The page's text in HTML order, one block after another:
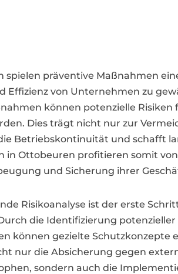
spielen präventive Maßnahmen
Effizienz von Unternehmen zu
können potenzielle
Dies trägt nicht nur zur
Betriebskontinuität und schafft
in Ottobeuren profitieren somit
und Sicherung ihrer
Risikoanalyse ist der erste
die Identifizierung
können gezielte Schutzkonzepte
nur die Absicherung gegen
sondern auch die